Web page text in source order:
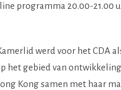
programma 20.00-21.00
werd voor het
het gebied van
Kong samen met haar